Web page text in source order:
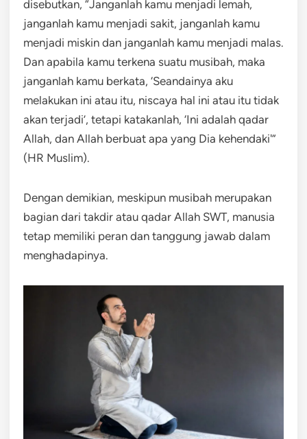
disebutkan, “Janganlah kamu menjadi lemah,
janganlah kamu menjadi sakit, janganlah kamu
menjadi miskin dan janganlah kamu menjadi malas.
Dan apabila kamu terkena suatu musibah, maka
janganlah kamu berkata, ‘Seandainya aku
melakukan ini atau itu, niscaya hal ini atau itu tidak
akan terjadi’, tetapi katakanlah, ‘Ini adalah qadar
Allah, dan Allah berbuat apa yang Dia kehendaki'”
(HR Muslim).
Dengan demikian, meskipun musibah merupakan
bagian dari takdir atau qadar Allah SWT, manusia
tetap memiliki peran dan tanggung jawab dalam
menghadapinya.